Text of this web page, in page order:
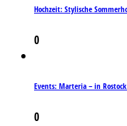
Hochzeit: Stylische
0
Events: Marteria – in
0